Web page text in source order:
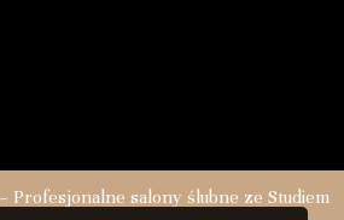
salony ślubne ze Studiem